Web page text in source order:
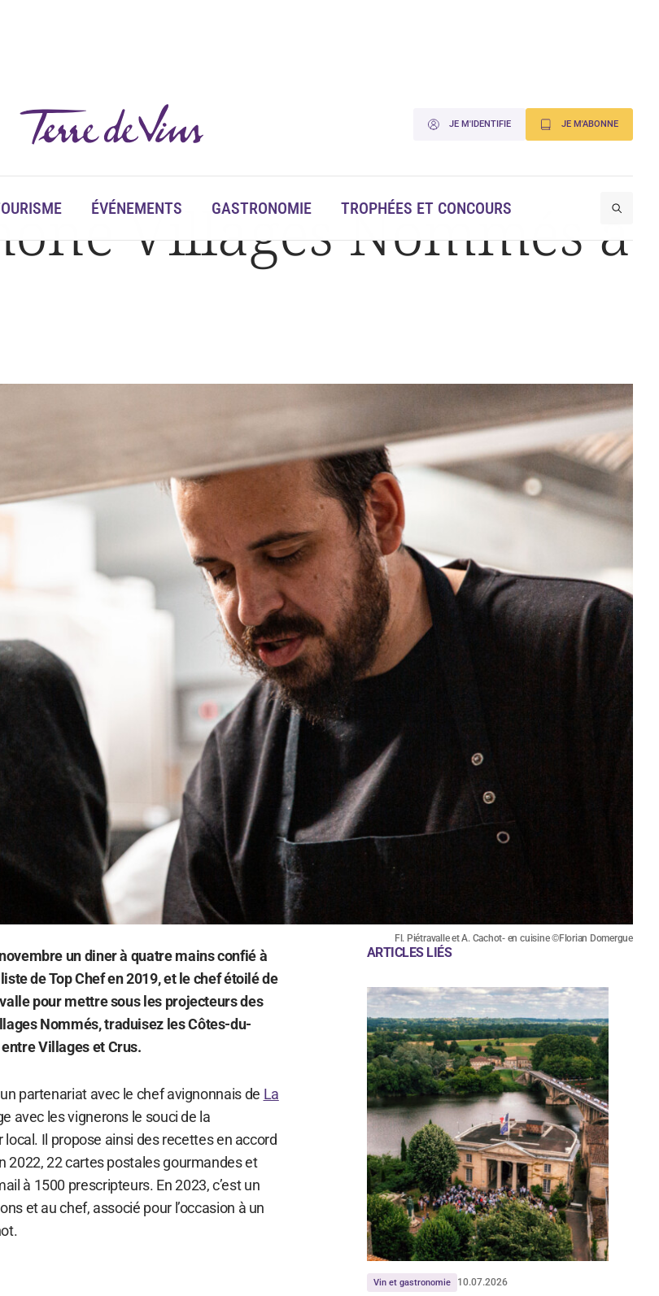
JE M'IDENTIFIE JE M'ABONNE
ÉVÉNEMENTS GASTRONOMIE TROPHÉES ET CONCOURS
Villages Nommés à
Fl. Piétravalle et A. Cachot- en cuisine ©Florian Domergue
un diner à quatre mains confié à
de Top Chef en 2019, et le chef étoilé de
pour mettre sous les projecteurs des
Nommés, traduisez les Côtes-du-
Villages et Crus.
partenariat avec le chef avignonnais de La
avec les vignerons le souci de la
Il propose ainsi des recettes en accord
2022, 22 cartes postales gourmandes et
à 1500 prescripteurs. En 2023, c’est un
et au chef, associé pour l’occasion à un
ARTICLES LIÉS
Vin et gastronomie 10.07.2026